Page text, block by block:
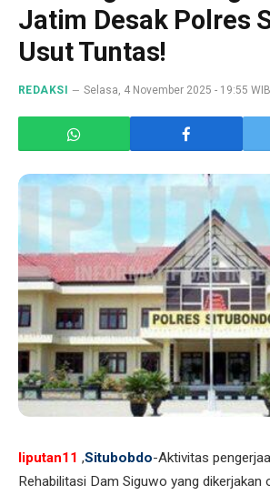
Jatim Desak Polres
Usut Tuntas!
REDAKSI Selasa, 4 November 2025 - 19:55 WIB
liputan11 ,Situbobdo-Aktivitas
Rehabilitasi Dam Siguwo yang dikerjakan